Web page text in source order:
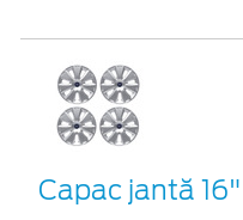
Capac jantă 16"